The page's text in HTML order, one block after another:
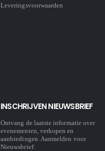
Leveringsvoorwaarden
INSCHRIJVEN NIEUWSBRIEF
Ontvang de laatste informatie over
evenementen, verkopen en
aanbiedingen. Aanmelden voor
Nieuwsbrief: